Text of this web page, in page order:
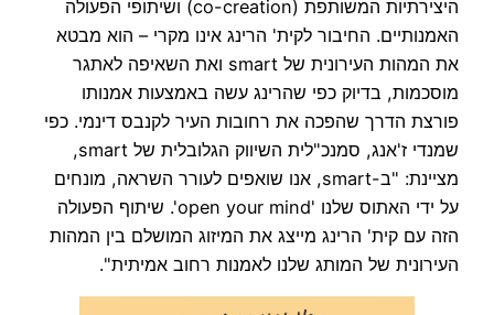
היצירתיות המשותפת (co-creation) ושיתופי הפעולה
האמנותיים. החיבור לקית' הרינג אינו מקרי – הוא מבטא
את המהות העירונית של smart ואת השאיפה לאתגר
מוסכמות, בדיוק כפי שהרינג עשה באמצעות אמנותו
פורצת הדרך שהפכה את רחובות העיר לקנבס דינמי. כפי
שמנדי ז'אנג, סמנכ"לית השיווק הגלובלית של smart,
מציינת: "ב-smart, אנו שואפים לעורר השראה, מונחים
על ידי האתוס שלנו 'open your mind'. שיתוף הפעולה
הזה עם קית' הרינג מייצג את המיזוג המושלם בין המהות
העירונית של המותג שלנו לאמנות רחוב אמיתית".